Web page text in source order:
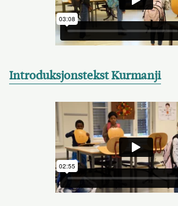
Introduksjonstekst Kurmanji